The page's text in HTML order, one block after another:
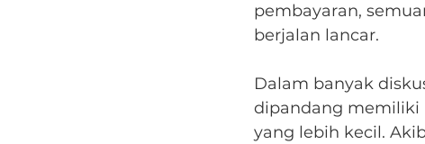
pembayaran,
berjalan lancar.
Dalam banyak
dipandang memiliki
yang lebih kecil.